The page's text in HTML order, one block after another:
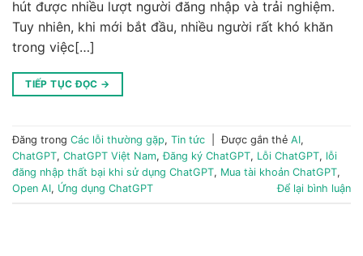
hút được nhiều lượt người đăng nhập và trải nghiệm.
Tuy nhiên, khi mới bắt đầu, nhiều người rất khó khăn
trong việc[…]
TIẾP TỤC ĐỌC →
Đăng trong Các lỗi thường gặp, Tin tức Được gắn thẻ AI,
ChatGPT, ChatGPT Việt Nam,Đăng ký ChatGPT, Lỗi ChatGPT, lỗi
đăng nhập thất bại khi sử dụng ChatGPT, Mua tài khoản ChatGPT,
Open AI, Ứng dụng ChatGPT Để lại bình luận